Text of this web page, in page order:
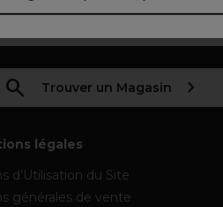
Trouver un Magasin
légales
d’Utilisation du Site
générales de vente